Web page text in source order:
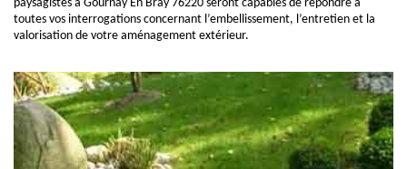
paysagistes à Gournay En Bray 76220 seront capables de répondre à
toutes vos interrogations concernant l’embellissement, l’entretien et la
valorisation de votre aménagement extérieur.